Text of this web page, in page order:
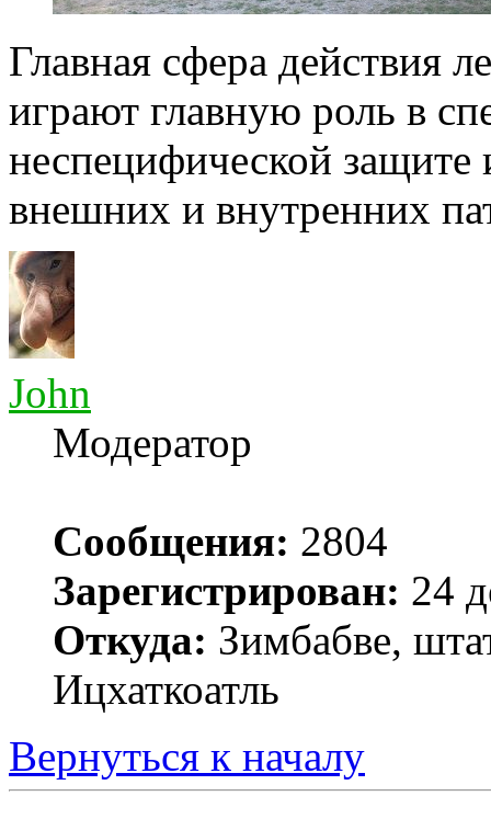
Главная сфера действия
играют главную роль в
неспецифической
внешних и внутренних
John
Модератор
Сообщения: 2804
Зарегистрирован: 24
Откуда: Зимбабве,
Ицхаткоатль
Вернуться к началу